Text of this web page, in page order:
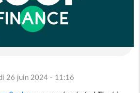
26 juin 2024 - 11:16